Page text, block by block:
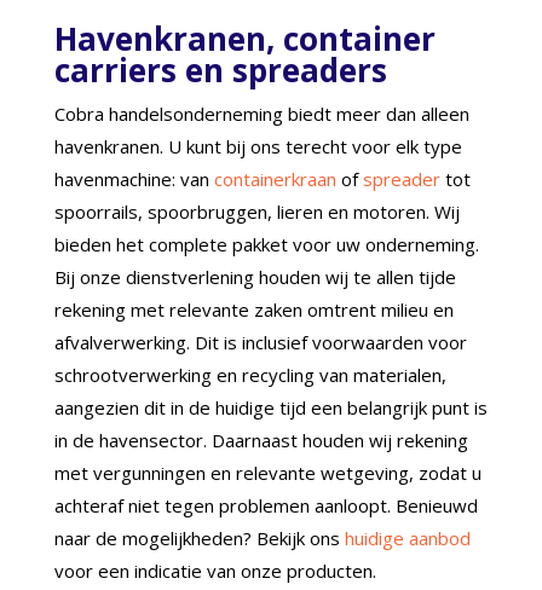
Havenkranen, container
carriers en spreaders
Cobra handelsonderneming biedt meer dan alleen
havenkranen. U kunt bij ons terecht voor elk type
havenmachine: van containerkraan ofspreader tot
spoorrails, spoorbruggen, lieren en motoren. Wij
bieden het complete pakket voor uw onderneming.
Bij onze dienstverlening houden wij te allen tijde
rekening met relevante zaken omtrent milieu en
afvalverwerking. Dit is inclusief voorwaarden voor
schrootverwerking en recycling van materialen,
aangezien dit in de huidige tijd een belangrijk punt is
in de havensector. Daarnaast houden wij rekening
met vergunningen en relevante wetgeving, zodat u
achteraf niet tegen problemen aanloopt. Benieuwd
naar de mogelijkheden? Bekijk ons huidige aanbod
voor een indicatie van onze producten.